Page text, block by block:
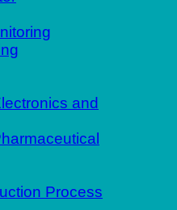
and
Process